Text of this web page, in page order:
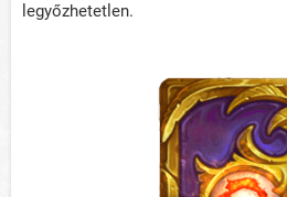
legyőzhetetlen.